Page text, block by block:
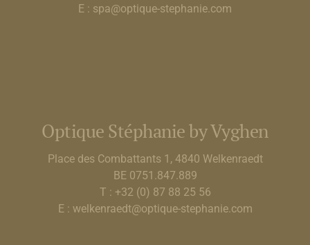
Optique Stéphanie by Vyghen
Place des Combattants 1, 4840 Welkenraedt
BE 0751.847.889
T : +32 (0) 87 88 25 56
E : welkenraedt@optique-stephanie.com
E : spa@optique-stephanie.com